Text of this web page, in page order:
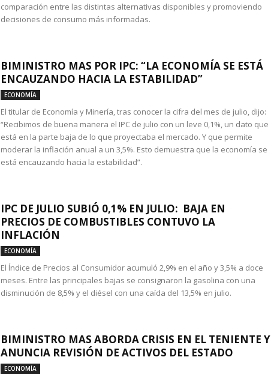
comparación entre las distintas alternativas disponibles y promoviendo
decisiones de consumo más informadas.
BIMINISTRO MAS POR IPC: “LA ECONOMÍA SE ESTÁ
ENCAUZANDO HACIA LA ESTABILIDAD”
ECONOMÍA
El titular de Economía y Minería, tras conocer la cifra del mes de julio, dijo:
“Recibimos de buena manera el IPC de julio con un leve 0,1%, un dato que
está en la parte baja de lo que proyectaba el mercado. Y que permite
moderar la inflación anual a un 3,5%. Esto demuestra que la economía se
está encauzando hacia la estabilidad”.
IPC DE JULIO SUBIÓ 0,1% EN JULIO: BAJA EN
PRECIOS DE COMBUSTIBLES CONTUVO LA
INFLACIÓN
ECONOMÍA
El Índice de Precios al Consumidor acumuló 2,9% en el año y 3,5% a doce
meses. Entre las principales bajas se consignaron la gasolina con una
disminución de 8,5% y el diésel con una caída del 13,5% en julio.
BIMINISTRO MAS ABORDA CRISIS EN EL TENIENTE Y
ANUNCIA REVISIÓN DE ACTIVOS DEL ESTADO
ECONOMÍA